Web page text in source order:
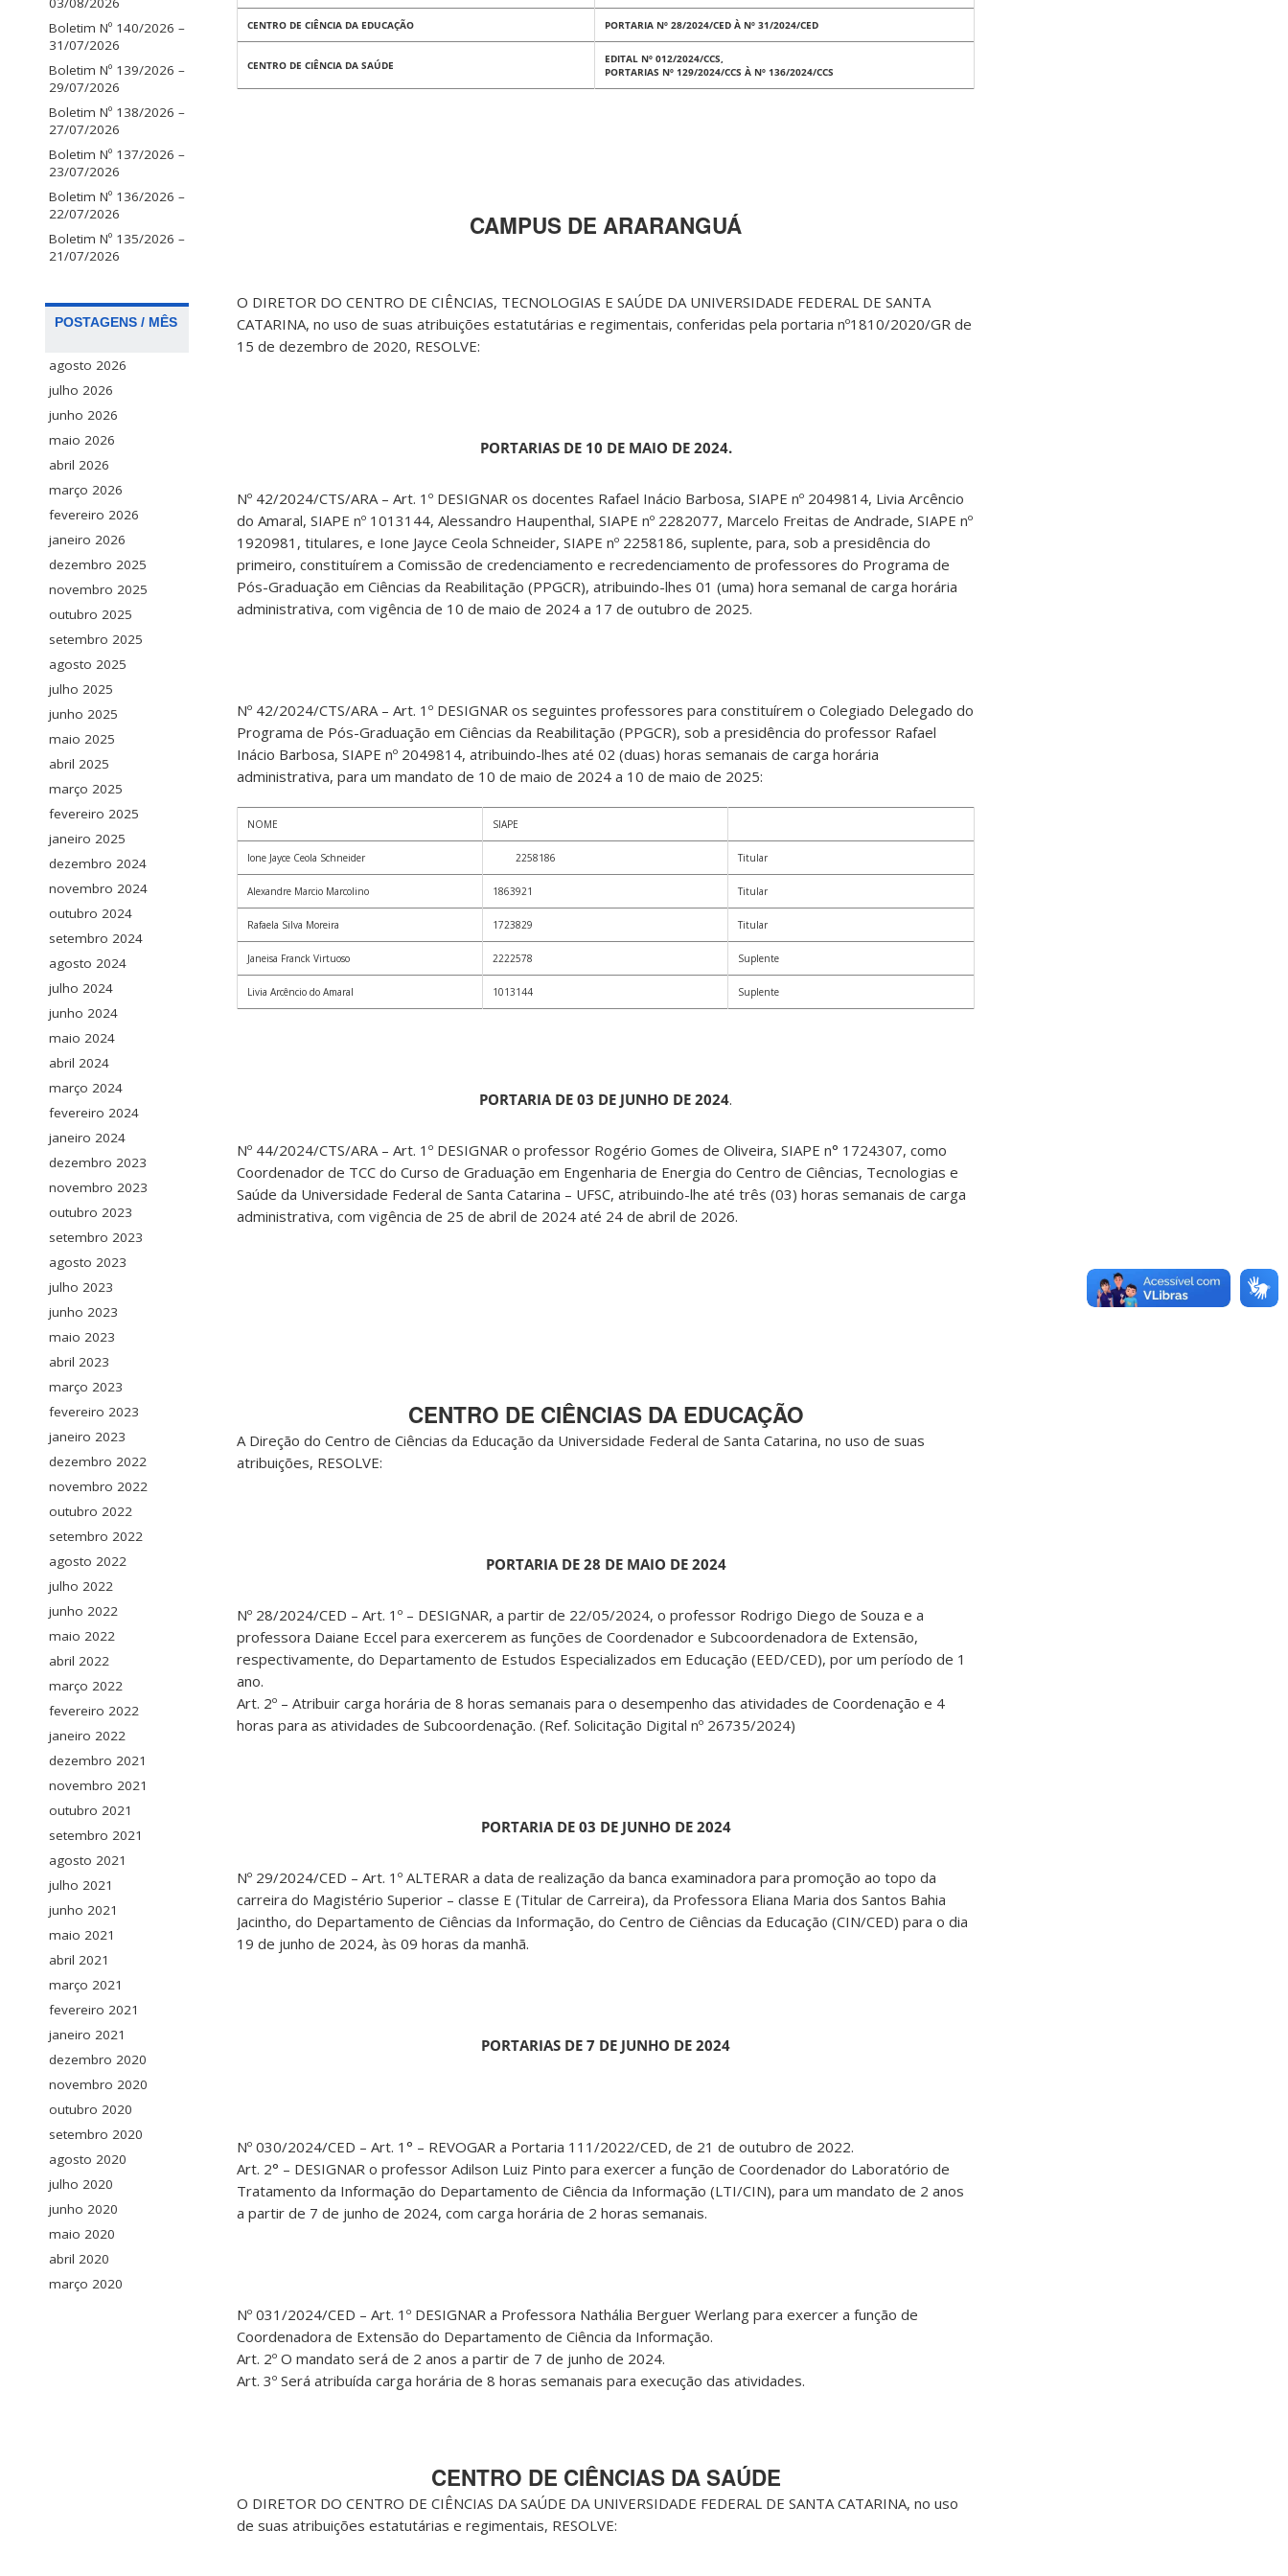
Boletim Nº 140/2026 –
31/07/2026
Boletim Nº 139/2026 –
29/07/2026
Boletim Nº 138/2026 –
27/07/2026
Boletim Nº 137/2026 –
23/07/2026
Boletim Nº 136/2026 –
22/07/2026
Boletim Nº 135/2026 –
21/07/2026
POSTAGENS / MÊS
agosto 2026
julho 2026
junho 2026
maio 2026
abril 2026
março 2026
fevereiro 2026
janeiro 2026
dezembro 2025
novembro 2025
outubro 2025
setembro 2025
agosto 2025
julho 2025
junho 2025
maio 2025
abril 2025
março 2025
fevereiro 2025
janeiro 2025
dezembro 2024
novembro 2024
outubro 2024
setembro 2024
agosto 2024
julho 2024
junho 2024
maio 2024
abril 2024
março 2024
fevereiro 2024
janeiro 2024
dezembro 2023
novembro 2023
outubro 2023
setembro 2023
agosto 2023
julho 2023
junho 2023
maio 2023
abril 2023
março 2023
fevereiro 2023
janeiro 2023
dezembro 2022
novembro 2022
outubro 2022
setembro 2022
agosto 2022
julho 2022
junho 2022
maio 2022
abril 2022
março 2022
fevereiro 2022
janeiro 2022
dezembro 2021
novembro 2021
outubro 2021
setembro 2021
agosto 2021
julho 2021
junho 2021
maio 2021
abril 2021
março 2021
fevereiro 2021
janeiro 2021
dezembro 2020
novembro 2020
outubro 2020
setembro 2020
agosto 2020
julho 2020
junho 2020
maio 2020
abril 2020
março 2020
CENTRO DE CIÊNCIA DA EDUCAÇÃO PORTARIA Nº 28/2024/CED À Nº 31/2024/CED
CENTRO DE CIÊNCIA DA SAÚDE
EDITAL Nº 012/2024/CCS,
PORTARIAS Nº 129/2024/CCS À Nº 136/2024/CCS
CAMPUS DE ARARANGUÁ
O DIRETOR DO CENTRO DE CIÊNCIAS, TECNOLOGIAS E SAÚDE DA UNIVERSIDADE FEDERAL DE SANTA
CATARINA, no uso de suas atribuições estatutárias e regimentais, conferidas pela portaria nº1810/2020/GR de
15 de dezembro de 2020, RESOLVE:
PORTARIAS DE 10 DE MAIO DE 2024.
Nº 42/2024/CTS/ARA – Art. 1º DESIGNAR os docentes Rafael Inácio Barbosa, SIAPE nº 2049814, Livia Arcêncio
do Amaral, SIAPE nº 1013144, Alessandro Haupenthal, SIAPE nº 2282077, Marcelo Freitas de Andrade, SIAPE nº
1920981, titulares, e Ione Jayce Ceola Schneider, SIAPE nº 2258186, suplente, para, sob a presidência do
primeiro, constituírem a Comissão de credenciamento e recredenciamento de professores do Programa de
Pós-Graduação em Ciências da Reabilitação (PPGCR), atribuindo-lhes 01 (uma) hora semanal de carga horária
administrativa, com vigência de 10 de maio de 2024 a 17 de outubro de 2025.
Nº 42/2024/CTS/ARA – Art. 1º DESIGNAR os seguintes professores para constituírem o Colegiado Delegado do
Programa de Pós-Graduação em Ciências da Reabilitação (PPGCR), sob a presidência do professor Rafael
Inácio Barbosa, SIAPE nº 2049814, atribuindo-lhes até 02 (duas) horas semanais de carga horária
administrativa, para um mandato de 10 de maio de 2024 a 10 de maio de 2025:
NOME SIAPE
Ione Jayce Ceola Schneider 2258186 Titular
Alexandre Marcio Marcolino 1863921 Titular
Rafaela Silva Moreira 1723829 Titular
Janeisa Franck Virtuoso 2222578 Suplente
Livia Arcêncio do Amaral 1013144 Suplente
PORTARIA DE 03 DE JUNHO DE 2024.
Nº 44/2024/CTS/ARA – Art. 1º DESIGNAR o professor Rogério Gomes de Oliveira, SIAPE n° 1724307, como
Coordenador de TCC do Curso de Graduação em Engenharia de Energia do Centro de Ciências, Tecnologias e
Saúde da Universidade Federal de Santa Catarina – UFSC, atribuindo-lhe até três (03) horas semanais de carga
administrativa, com vigência de 25 de abril de 2024 até 24 de abril de 2026.
CENTRO DE CIÊNCIAS DA EDUCAÇÃO
A Direção do Centro de Ciências da Educação da Universidade Federal de Santa Catarina, no uso de suas
atribuições, RESOLVE:
PORTARIA DE 28 DE MAIO DE 2024
Nº 28/2024/CED – Art. 1º – DESIGNAR, a partir de 22/05/2024, o professor Rodrigo Diego de Souza e a
professora Daiane Eccel para exercerem as funções de Coordenador e Subcoordenadora de Extensão,
respectivamente, do Departamento de Estudos Especializados em Educação (EED/CED), por um período de 1
ano.
Art. 2º – Atribuir carga horária de 8 horas semanais para o desempenho das atividades de Coordenação e 4
horas para as atividades de Subcoordenação. (Ref. Solicitação Digital nº 26735/2024)
PORTARIA DE 03 DE JUNHO DE 2024
Nº 29/2024/CED – Art. 1º ALTERAR a data de realização da banca examinadora para promoção ao topo da
carreira do Magistério Superior – classe E (Titular de Carreira), da Professora Eliana Maria dos Santos Bahia
Jacintho, do Departamento de Ciências da Informação, do Centro de Ciências da Educação (CIN/CED) para o dia
19 de junho de 2024, às 09 horas da manhã.
PORTARIAS DE 7 DE JUNHO DE 2024
Nº 030/2024/CED – Art. 1° – REVOGAR a Portaria 111/2022/CED, de 21 de outubro de 2022.
Art. 2° – DESIGNAR o professor Adilson Luiz Pinto para exercer a função de Coordenador do Laboratório de
Tratamento da Informação do Departamento de Ciência da Informação (LTI/CIN), para um mandato de 2 anos
a partir de 7 de junho de 2024, com carga horária de 2 horas semanais.
Nº 031/2024/CED – Art. 1º DESIGNAR a Professora Nathália Berguer Werlang para exercer a função de
Coordenadora de Extensão do Departamento de Ciência da Informação.
Art. 2º O mandato será de 2 anos a partir de 7 de junho de 2024.
Art. 3º Será atribuída carga horária de 8 horas semanais para execução das atividades.
CENTRO DE CIÊNCIAS DA SAÚDE
O DIRETOR DO CENTRO DE CIÊNCIAS DA SAÚDE DA UNIVERSIDADE FEDERAL DE SANTA CATARINA, no uso
de suas atribuições estatutárias e regimentais, RESOLVE: